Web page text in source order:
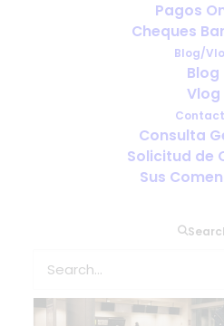
Pagos
Cheques
Blog/
Blog
Vlog
Consulta
Solicitud de
Sus
Llegadas nocturnas
¿Qué ocurre